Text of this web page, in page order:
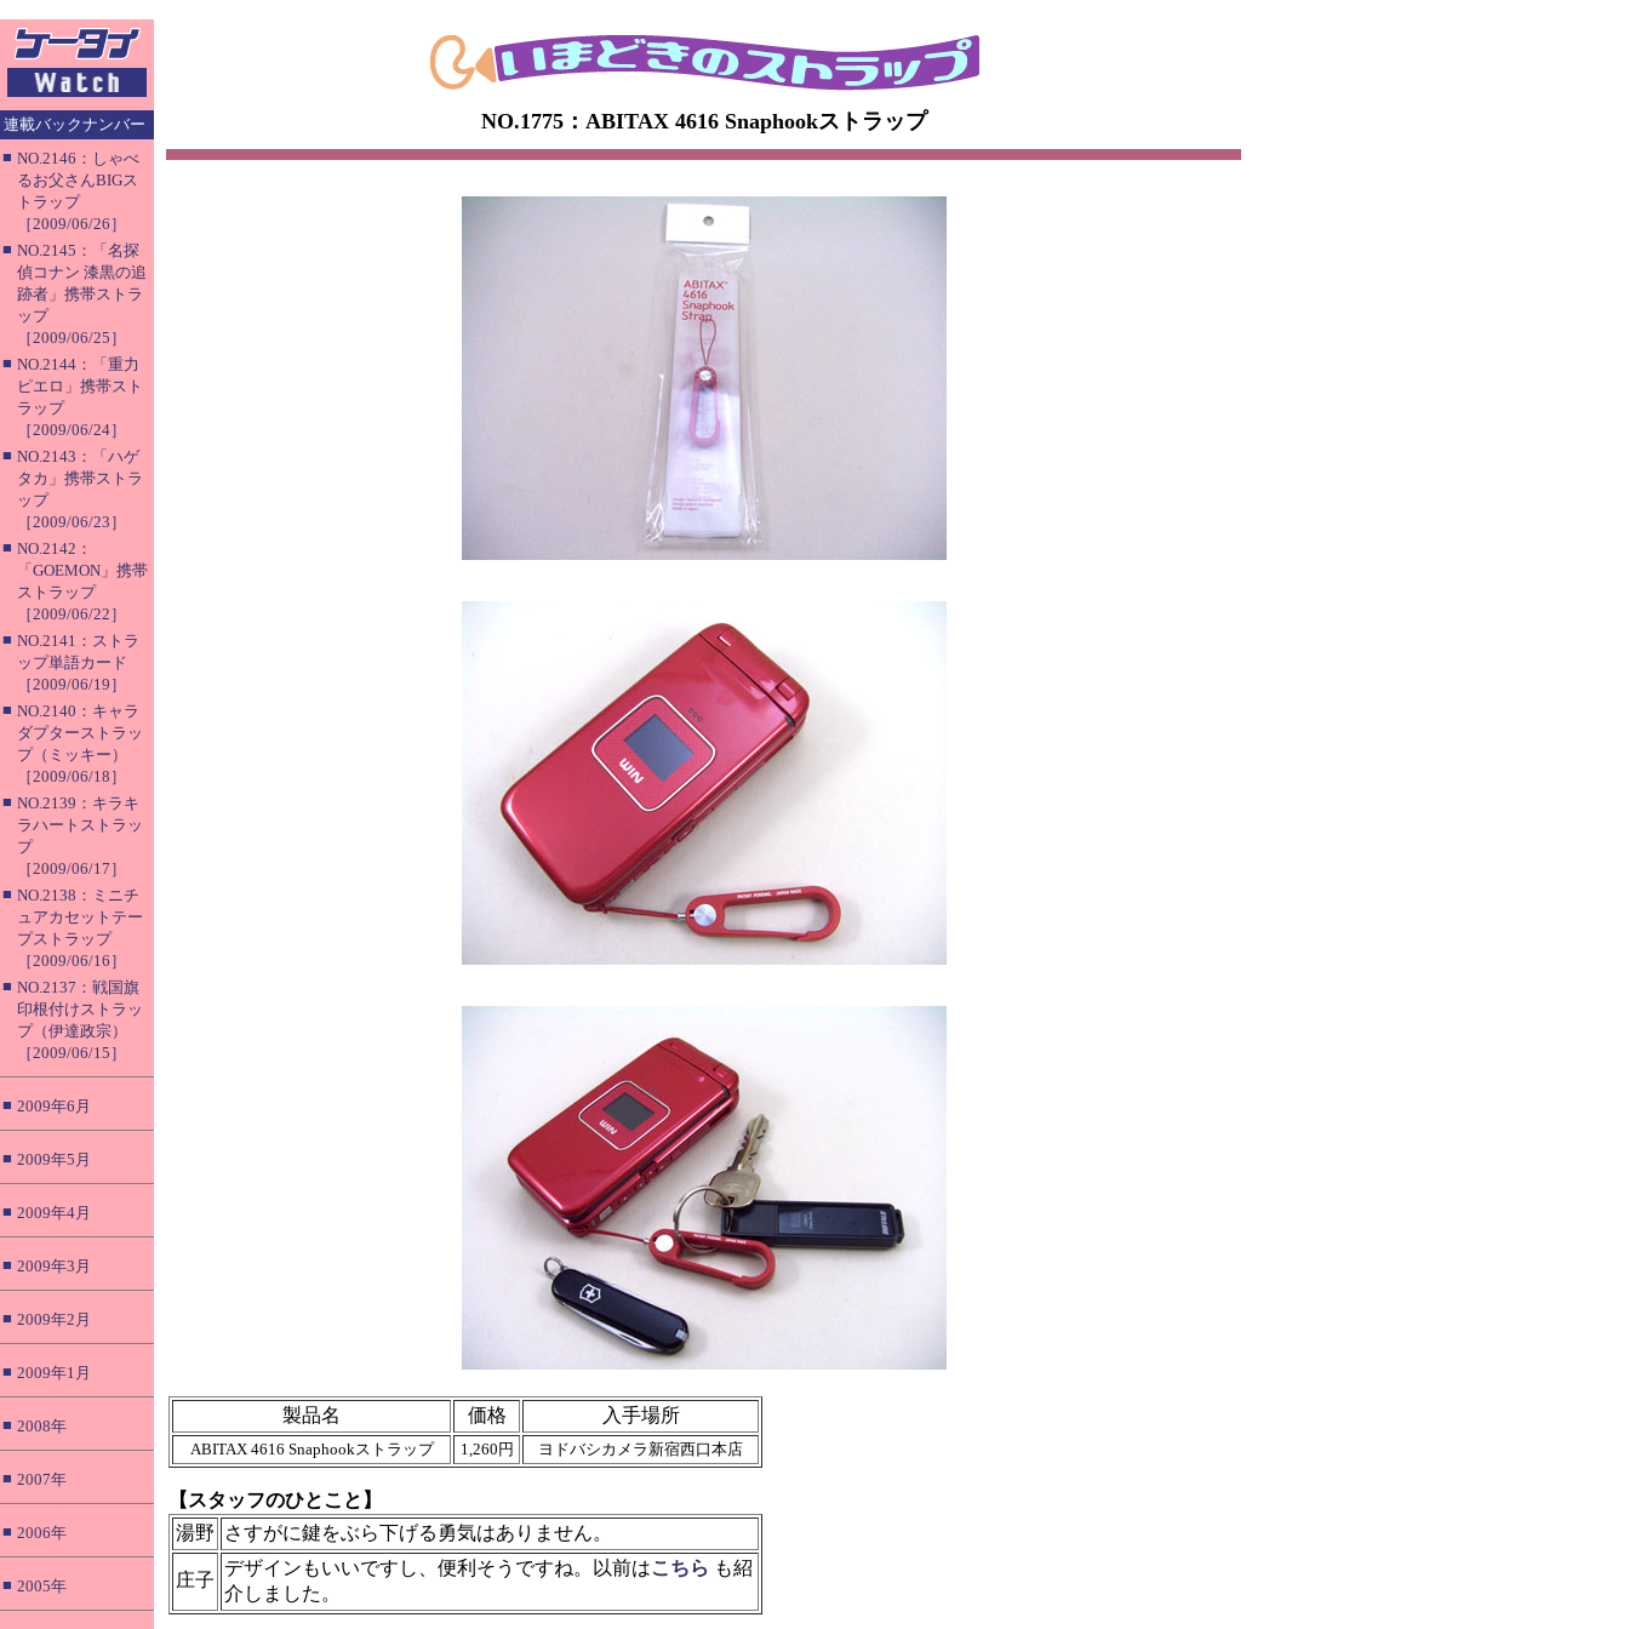
連載バックナンバー
■ NO.2146：しゃべ
るお父さんBIGス
トラップ
［2009/06/26］
■ NO.2145：「名探
偵コナン 漆黒の追
跡者」携帯ストラ
ップ
［2009/06/25］
■ NO.2144：「重力
ピエロ」携帯スト
ラップ
［2009/06/24］
■ NO.2143：「ハゲ
タカ」携帯ストラ
ップ
［2009/06/23］
■ NO.2142：
「GOEMON」携帯
ストラップ
［2009/06/22］
■ NO.2141：ストラ
ップ単語カード
［2009/06/19］
■ NO.2140：キャラ
ダプターストラッ
プ（ミッキー）
［2009/06/18］
■ NO.2139：キラキ
ラハートストラッ
プ
［2009/06/17］
■ NO.2138：ミニチ
ュアカセットテー
プストラップ
［2009/06/16］
■ NO.2137：戦国旗
印根付けストラッ
プ（伊達政宗）
［2009/06/15］
■ 2009年6月
■ 2009年5月
■ 2009年4月
■ 2009年3月
■ 2009年2月
■ 2009年1月
■ 2008年
■ 2007年
■ 2006年
■ 2005年
NO.1775：ABITAX 4616 Snaphookストラップ
製品名 価格 入手場所
ABITAX 4616 Snaphookストラップ 1,260円 ヨドバシカメラ新宿西口本店
【スタッフのひとこと】
湯野
さすがに鍵をぶら下げる勇気はありません。
庄子
デザインもいいですし、便利そうですね。以前はこちら も紹
介しました。